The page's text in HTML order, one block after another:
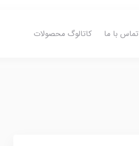
تماس با ما کاتالوگ محصولات